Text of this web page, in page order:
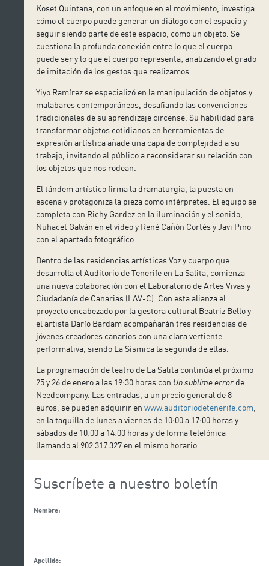
Koset Quintana, con un enfoque en el movimiento, investiga
cómo el cuerpo puede generar un diálogo con el espacio y
seguir siendo parte de este espacio, como un objeto. Se
cuestiona la profunda conexión entre lo que el cuerpo
puede ser y lo que el cuerpo representa; analizando el grado
de imitación de los gestos que realizamos.
Yiyo Ramírez se especializó en la manipulación de objetos y
malabares contemporáneos, desafiando las convenciones
tradicionales de su aprendizaje circense. Su habilidad para
transformar objetos cotidianos en herramientas de
expresión artística añade una capa de complejidad a su
trabajo, invitando al público a reconsiderar su relación con
los objetos que nos rodean.
El tándem artístico firma la dramaturgia, la puesta en
escena y protagoniza la pieza como intérpretes. El equipo se
completa con Richy Gardez en la iluminación y el sonido,
Nuhacet Galván en el vídeo y René Cañón Cortés y Javi Pino
con el apartado fotográfico.
Dentro de las residencias artísticas Voz y cuerpo que
desarrolla el Auditorio de Tenerife en La Salita, comienza
una nueva colaboración con el Laboratorio de Artes Vivas y
Ciudadanía de Canarias (LAV-C). Con esta alianza el
proyecto encabezado por la gestora cultural Beatriz Bello y
el artista Darío Bardam acompañarán tres residencias de
jóvenes creadores canarios con una clara vertiente
performativa, siendo La Sísmica la segunda de ellas.
La programación de teatro de La Salita continúa el próximo
25 y 26 de enero a las 19:30 horas con Un sublime error de
Needcompany. Las entradas, a un precio general de 8
euros, se pueden adquirir enwww.auditoriodetenerife.com
en la taquilla de lunes a viernes de 10:00 a 17:00 horas y
sábados de 10:00 a 14:00 horas y de forma telefónica
llamando al 902 317 327 en el mismo horario.
Suscríbete a nuestro boletín
Nombre:
Apellido: